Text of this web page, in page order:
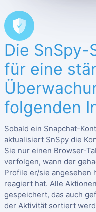
Die
für eine
folgenden
Sobald ein Snapchat-
aktualisiert SnSpy die
Sie nur einen Browser-
verfolgen, wann der
Profile er/sie angesehen
reagiert hat. Alle
gespeichert, das auch
der Aktivität sortiert